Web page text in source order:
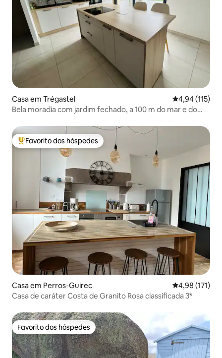
Casa em Trégastel Classificação
4,94 (115)
Bela moradia com jardim fechado, a 100 m do mar e do
Favoritos dos hóspedes mais apreciados
Favorito dos hóspedes
Casa em Perros-Guirec Classificação
4,98 (171)
Casa de caráter Costa de Granito Rosa classificada 3*
Favorito dos hóspedes
Favorito dos hóspedes